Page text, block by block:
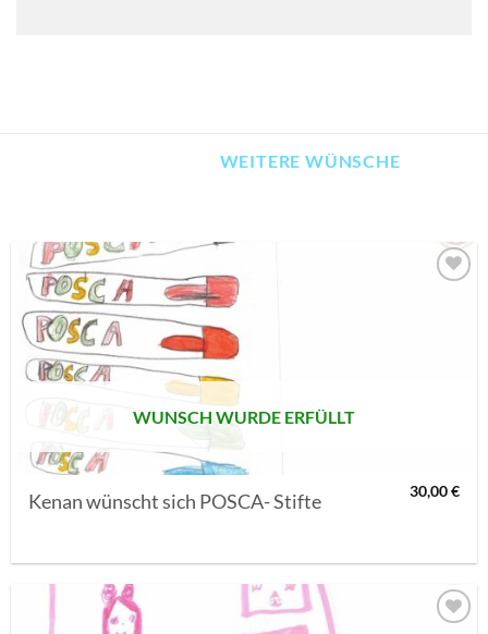
WEITERE WÜNSCHE
WUNSCH WURDE ERFÜLLT
Kenan wünscht sich POSCA- Stifte 30,00€